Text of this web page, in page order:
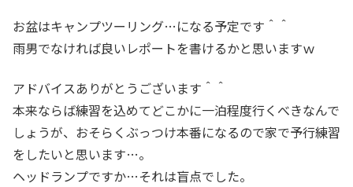
お盆はキャンプツーリング…になる予定です＾＾
雨男でなければ良いレポートを書けるかと思いますｗ
アドバイスありがとうございます＾＾
本来ならば練習を込めてどこかに一泊程度行くべきなんで
しょうが、おそらくぶっつけ本番になるので家で予行練習
をしたいと思います…。
ヘッドランプですか…それは盲点でした。